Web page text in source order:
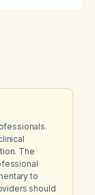
The
to
should